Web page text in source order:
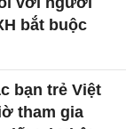
bắt buộc
bạn trẻ Việt
tham gia